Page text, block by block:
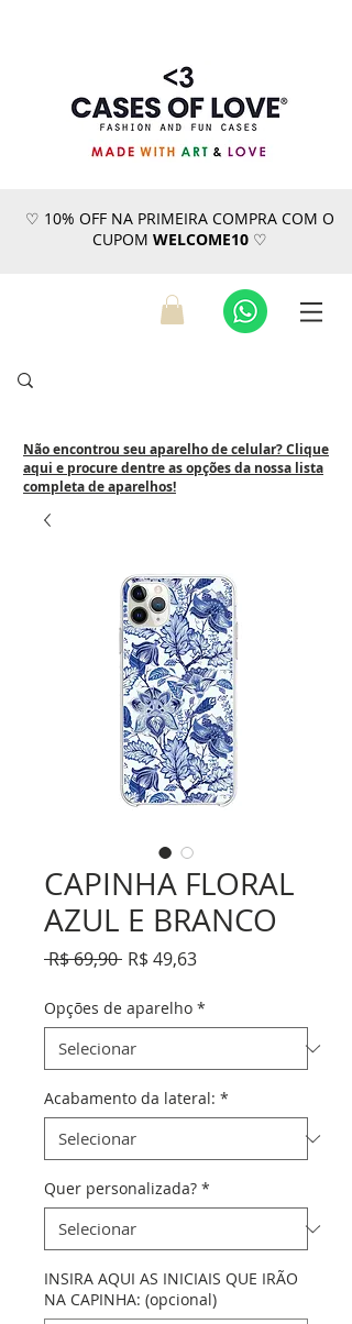
♡ 10% OFF NA PRIMEIRA COMPRA COM O
CUPOM WELCOME10♡
Não encontrou seu aparelho de celular? Clique
aqui e procure dentre as opções da nossa lista
completa de aparelhos!
CAPINHA FLORAL
AZUL E BRANCO
R$ 69,90 Preço
R$ 49,63Preço
Opções de aparelho *
Acabamento da lateral: *
Quer personalizada? *
INSIRA AQUI AS INICIAIS QUE IRÃO
NA CAPINHA: (opcional)